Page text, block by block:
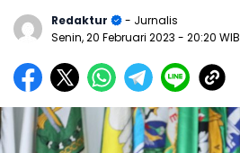
Redaktur
- Jurnalis
Senin, 20 Februari 2023 - 20:20 WIB